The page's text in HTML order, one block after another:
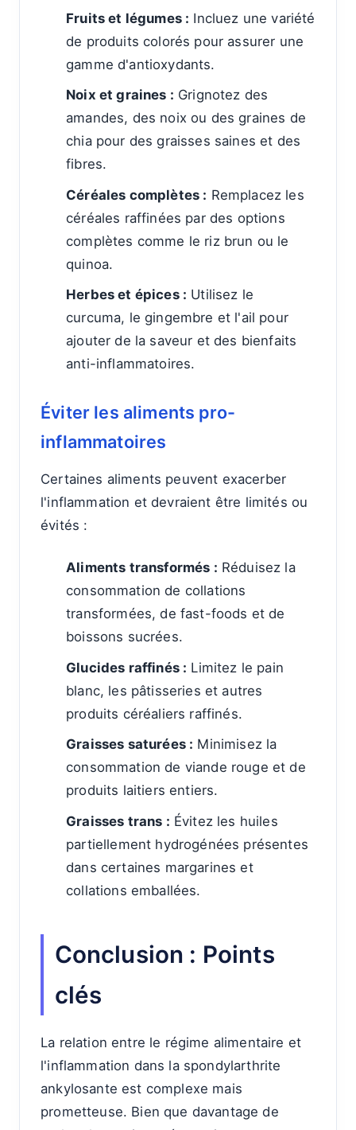
Fruits et légumes : Incluez une variété
de produits colorés pour assurer une
gamme d'antioxydants.
Noix et graines : Grignotez des
amandes, des noix ou des graines de
chia pour des graisses saines et des
fibres.
Céréales complètes : Remplacez les
céréales raffinées par des options
complètes comme le riz brun ou le
quinoa.
Herbes et épices : Utilisez le
curcuma, le gingembre et l'ail pour
ajouter de la saveur et des bienfaits
anti-inflammatoires.
Éviter les aliments pro-
inflammatoires
Certaines aliments peuvent exacerber
l'inflammation et devraient être limités ou
évités :
Aliments transformés : Réduisez la
consommation de collations
transformées, de fast-foods et de
boissons sucrées.
Glucides raffinés : Limitez le pain
blanc, les pâtisseries et autres
produits céréaliers raffinés.
Graisses saturées : Minimisez la
consommation de viande rouge et de
produits laitiers entiers.
Graisses trans : Évitez les huiles
partiellement hydrogénées présentes
dans certaines margarines et
collations emballées.
Conclusion : Points
clés
La relation entre le régime alimentaire et
l'inflammation dans la spondylarthrite
ankylosante est complexe mais
prometteuse. Bien que davantage de